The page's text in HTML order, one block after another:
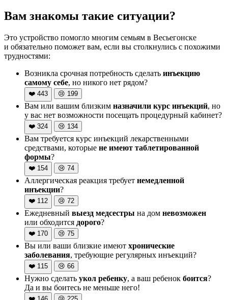
Вам знакомы такие ситуации?
Это устройство помогло многим семьям в Весьегонске
и обязательно поможет вам, если вы столкнулись с похожими
трудностями:
Возникла срочная потребность сделать инъекцию
самому себе, но никого нет рядом?
❤️ 443 😢 199
Вам или вашим близким назначили курс инъекций, но
у вас нет возможности посещать процедурный кабинет?
❤️ 324 😢 134
Вам требуется курс инъекций лекарственными
средствами, которые не имеют таблетированной
формы?
❤️ 154 😢 74
Аллергическая реакция требует немедленной
инъекции?
❤️ 112 😢 72
Ежедневный выезд медсестры на дом невозможен
или обходится дорого?
❤️ 170 😢 75
Вы или ваши близкие имеют хронические
заболевания, требующие регулярных инъекций?
❤️ 115 😢 66
Нужно сделать укол ребенку, а ваш ребенок боится?
Да и вы боитесь не меньше него!